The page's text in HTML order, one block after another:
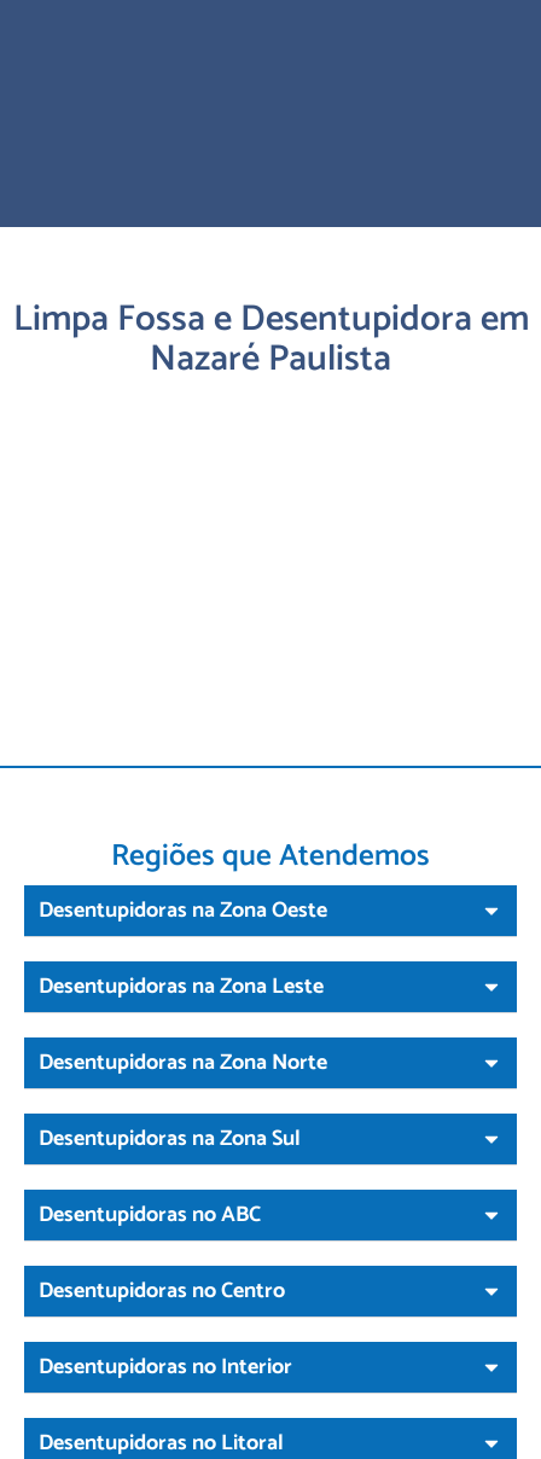
Limpa Fossa e Desentupidora em
Nazaré Paulista
Regiões que Atendemos
Desentupidoras na Zona Oeste
Desentupidoras na Zona Leste
Desentupidoras na Zona Norte
Desentupidoras na Zona Sul
Desentupidoras no ABC
Desentupidoras no Centro
Desentupidoras no Interior
Desentupidoras no Litoral